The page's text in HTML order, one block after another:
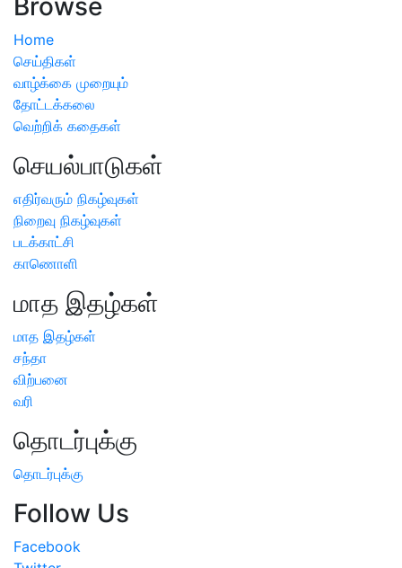
Home
செய்திகள்
வாழ்க்கை முறையும்
தோட்டக்கலை
வெற்றிக் கதைகள்
செயல்பாடுகள்
எதிர்வரும் நிகழ்வுகள்
நிறைவு நிகழ்வுகள்
படக்காட்சி
காணொளி
மாத இதழ்கள்
மாத இதழ்கள்
சந்தா
விற்பனை
வரி
தொடர்புக்கு
தொடர்புக்கு
Follow Us
Facebook